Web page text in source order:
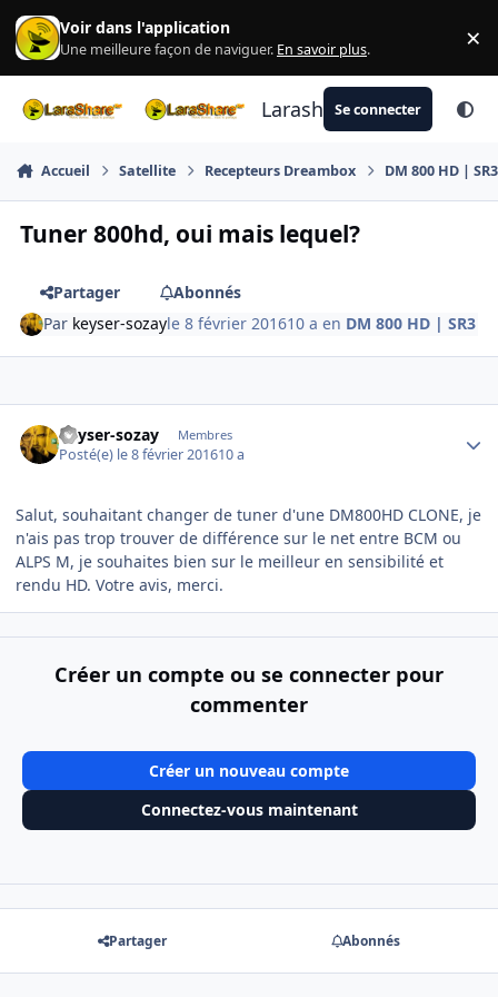
Aller au contenu
Voir dans l'application
Une meilleure façon de naviguer. En savoir plus. ×
LarashareSe connecter
Accueil Satellite Recepteurs Dreambox DM 800 HD | SR3
Tuner 800hd, oui mais lequel?
Partager
Abonnés
Par keyser-sozayle 8 février 201610 a en DM 800 HD | SR3
keyser-sozay Membres
Posté(e) le 8 février 201610 a
Salut, souhaitant changer de tuner d'une DM800HD CLONE, je
n'ais pas trop trouver de différence sur le net entre BCM ou
ALPS M, je souhaites bien sur le meilleur en sensibilité et
rendu HD. Votre avis, merci.
Créer un compte ou se connecter pour
commenter
Créer un nouveau compte
Connectez-vous maintenant
Partager Abonnés